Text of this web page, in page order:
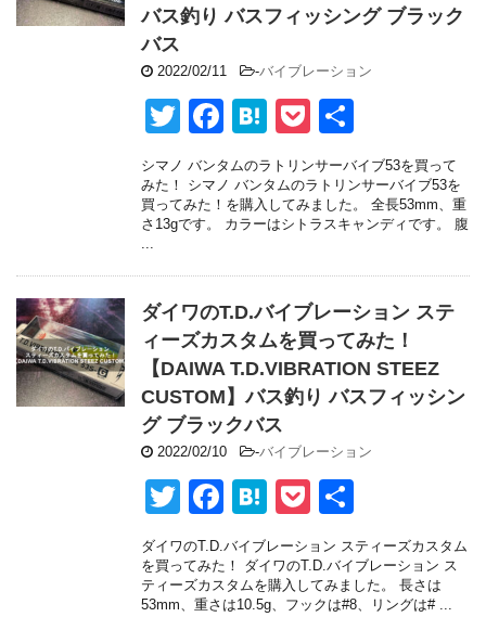
バス釣り バスフィッシング ブラック
バス
2022/02/11 -バイブレーション
T
wi
tt
er
F
a
c
e
o
o
k
H
at
e
n
P
o
ck
et
有
シマノ バンタムのラトリンサーバイブ53を買って
みた！ シマノ バンタムのラトリンサーバイブ53を
買ってみた！を購入してみました。 全長53mm、重
さ13gです。 カラーはシトラスキャンディです。 腹
...
ダイワのT.D.バイブレーション ステ
ィーズカスタムを買ってみた！
【DAIWA T.D.VIBRATION STEEZ
CUSTOM】バス釣り バスフィッシン
グ ブラックバス
2022/02/10 -バイブレーション
T
wi
tt
er
F
a
c
e
H
at
e
n
P
o
ck
et
有
ダイワのT.D.バイブレーション スティーズカスタム
を買ってみた！ ダイワのT.D.バイブレーション ス
ティーズカスタムを購入してみました。 長さは
53mm、重さは10.5g、フックは#8、リングは# ...